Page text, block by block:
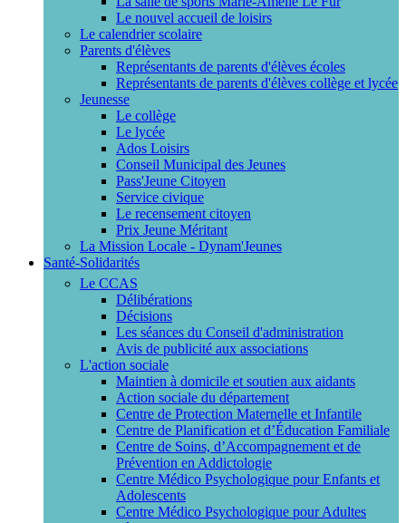
Le nouvel accueil de loisirs
Le calendrier scolaire
Parents d'élèves
Représentants de parents d'élèves écoles
Représentants de parents d'élèves collège et lycée
Jeunesse
Le collège
Le lycée
Ados Loisirs
Conseil Municipal des Jeunes
Pass'Jeune Citoyen
Service civique
Le recensement citoyen
Prix Jeune Méritant
La Mission Locale - Dynam'Jeunes
Santé-Solidarités
Le CCAS
Délibérations
Décisions
Les séances du Conseil d'administration
Avis de publicité aux associations
L'action sociale
Maintien à domicile et soutien aux aidants
Action sociale du département
Centre de Protection Maternelle et Infantile
Centre de Planification et d’Éducation Familiale
Centre de Soins, d’Accompagnement et de
Prévention en Addictologie
Centre Médico Psychologique pour Enfants et
Adolescents
Centre Médico Psychologique pour Adultes